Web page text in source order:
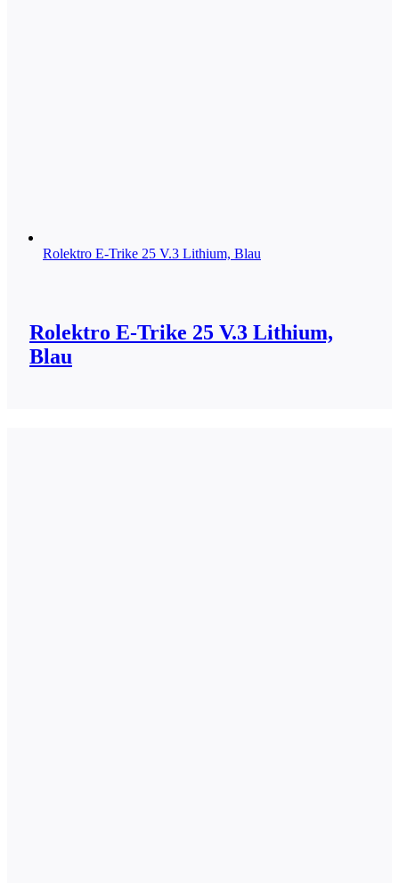
Rolektro E-Trike 25 V.3 Lithium, Blau
Rolektro E-Trike 25 V.3 Lithium,
Blau